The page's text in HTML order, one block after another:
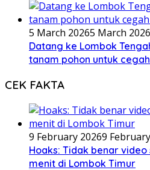
5 March 20265 March 2026
Datang ke Lombok
tanam pohon untuk
CEK FAKTA
9 February 20269
Hoaks: Tidak benar video
menit di Lombok Timur